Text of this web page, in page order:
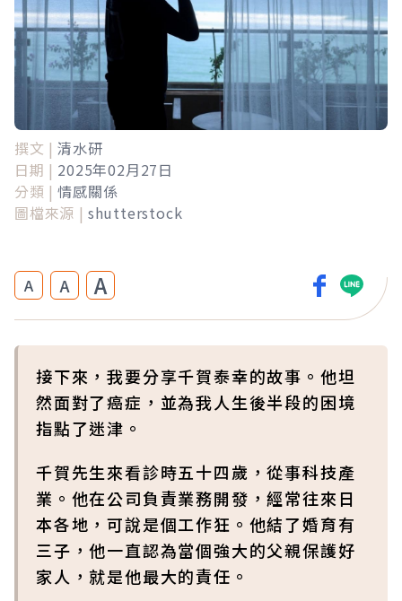
撰文 | 清水研
日期 | 2025年02月27日
分類 | 情感關係
圖檔來源 | shutterstock
A A A
接下來，我要分享千賀泰幸的故事。他坦
然面對了癌症，並為我人生後半段的困境
指點了迷津。
千賀先生來看診時五十四歲，從事科技產
業。他在公司負責業務開發，經常往來日
本各地，可說是個工作狂。他結了婚育有
三子，他一直認為當個強大的父親保護好
家人，就是他最大的責任。